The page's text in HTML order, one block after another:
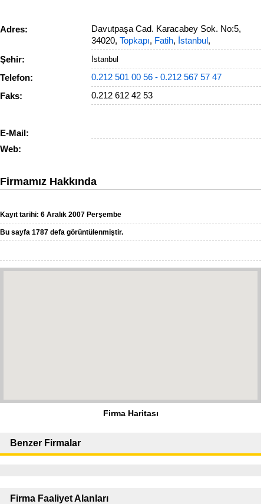
Adres:
Davutpaşa Cad. Karacabey Sok. No:5,
34020,Topkapı, Fatih, İstanbul,
Şehir:
İstanbul
Telefon: 0.212 501 00 56 - 0.212 567 57 47
Faks:
0.212 612 42 53
E-Mail:
Web:
Firmamız Hakkında
Kayıt tarihi: 6 Aralık 2007 Perşembe
Bu sayfa 1787 defa görüntülenmiştir.
Firma Haritası
Benzer Firmalar
Firma Faaliyet Alanları